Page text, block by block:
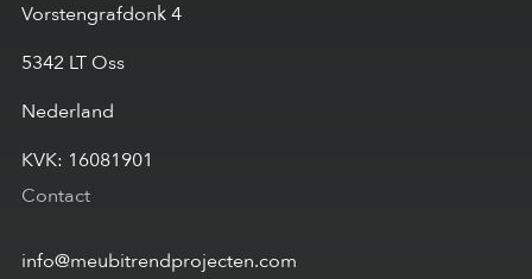
Vorstengrafdonk 4
5342 LT Oss
Nederland
KVK: 16081901
Contact
info@meubitrendprojecten.com